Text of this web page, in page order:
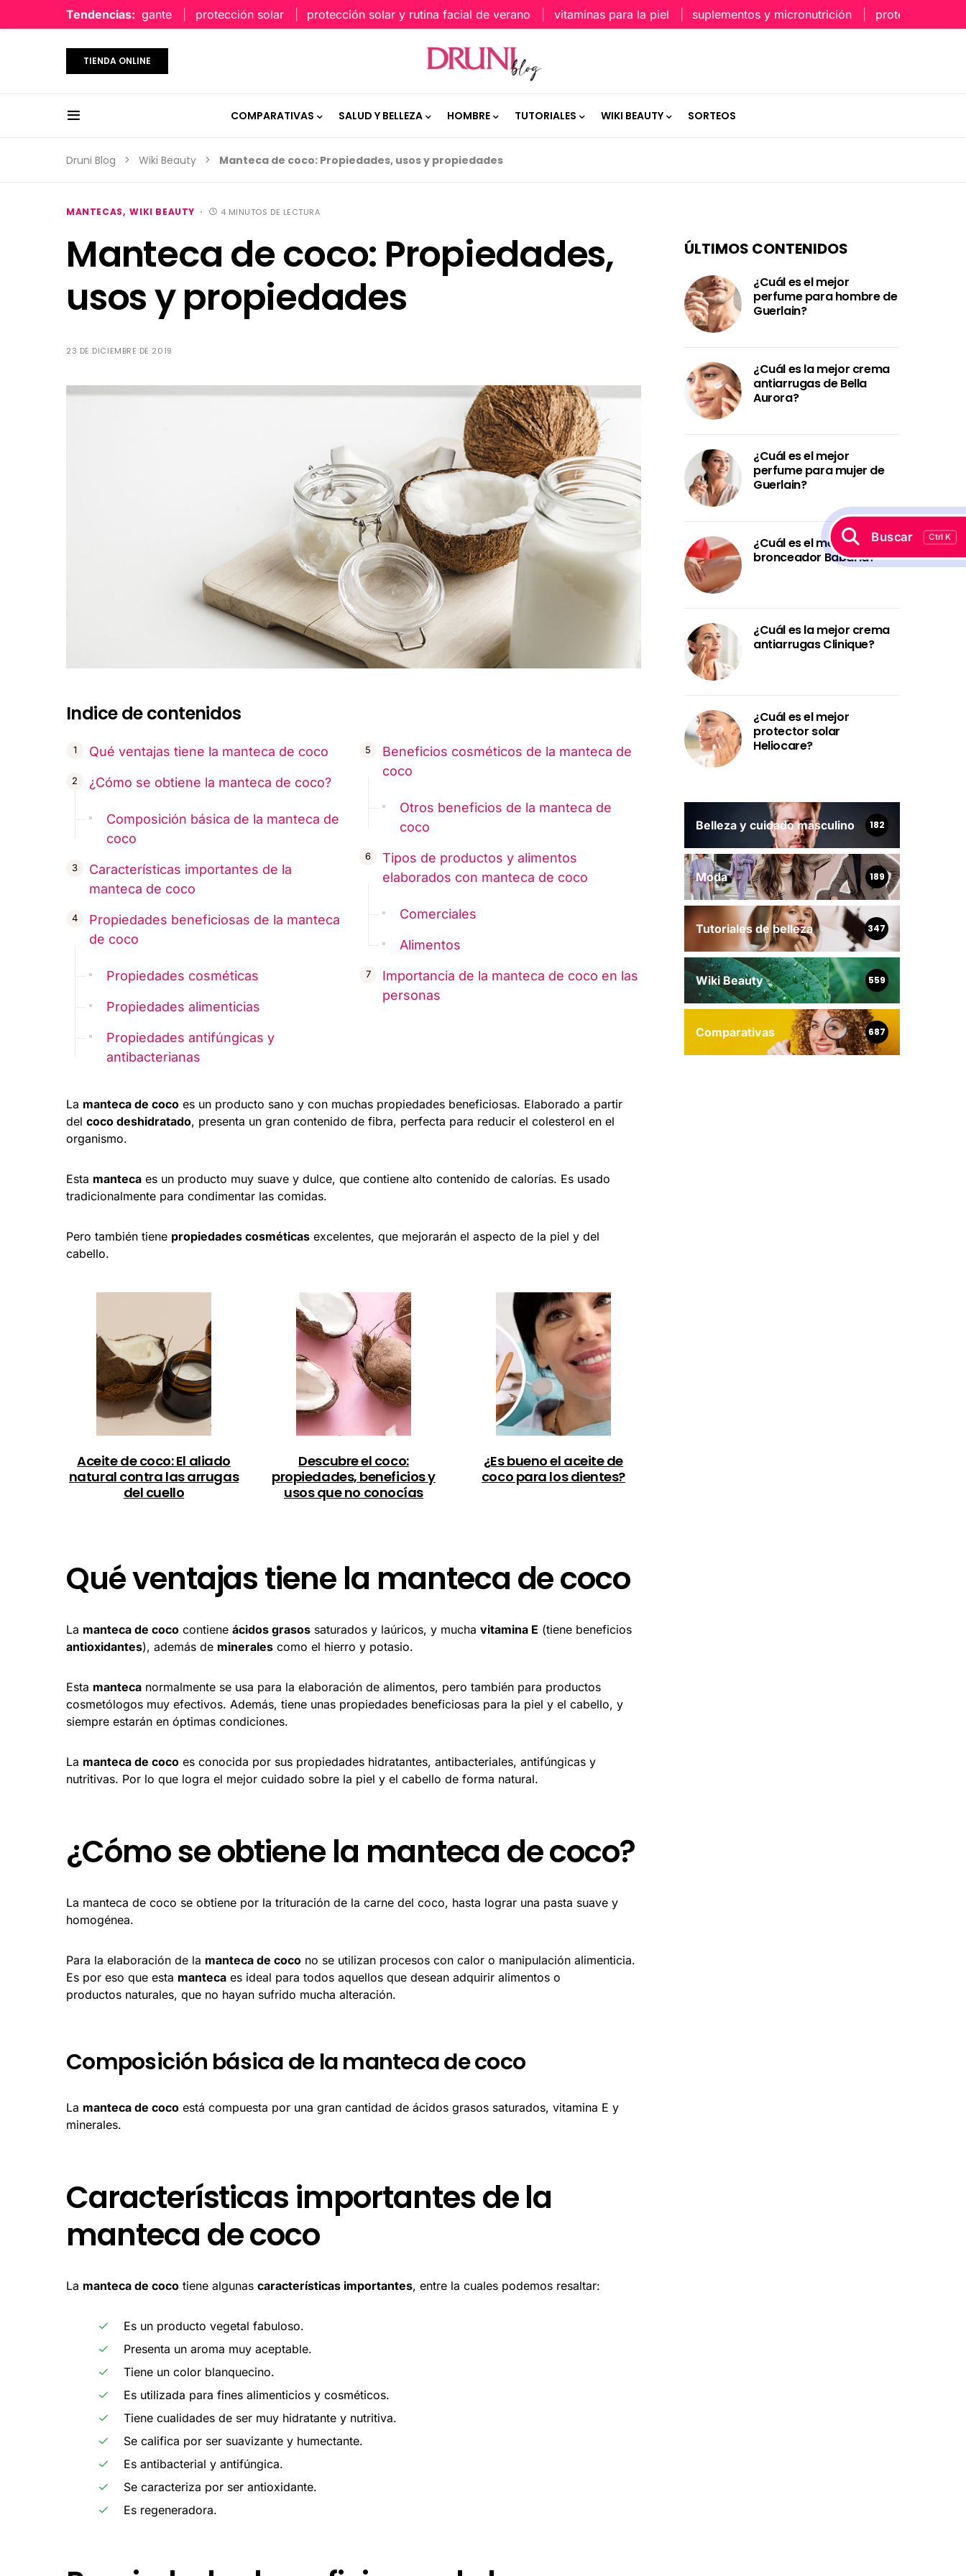
Tendencias:
perfume limpio y elegante protección solar protección solar y rutina facial de verano vitaminas para la piel suplementos y micronutrición protección capilar
TIENDA ONLINE
COMPARATIVAS SALUD Y BELLEZA HOMBRE TUTORIALES WIKI BEAUTY SORTEOS
Druni Blog Wiki Beauty Manteca de coco: Propiedades, usos y propiedades
MANTECAS WIKI BEAUTY 4 MINUTOS DE LECTURA
Manteca de coco: Propiedades,
usos y propiedades
23 DE DICIEMBRE DE 2019
Indice de contenidos
Qué ventajas tiene la manteca de coco
¿Cómo se obtiene la manteca de coco?
Composición básica de la manteca de
coco
Características importantes de la
manteca de coco
Propiedades beneficiosas de la manteca
de coco
Propiedades cosméticas
Propiedades alimenticias
Propiedades antifúngicas y
antibacterianas
Beneficios cosméticos de la manteca de
coco
Otros beneficios de la manteca de
coco
Tipos de productos y alimentos
elaborados con manteca de coco
Comerciales
Alimentos
Importancia de la manteca de coco en las
personas
La manteca de coco es un producto sano y con muchas propiedades beneficiosas. Elaborado a partir
del coco deshidratado, presenta un gran contenido de fibra, perfecta para reducir el colesterol en el
organismo.
Esta manteca es un producto muy suave y dulce, que contiene alto contenido de calorías. Es usado
tradicionalmente para condimentar las comidas.
Pero también tiene propiedades cosméticas excelentes, que mejorarán el aspecto de la piel y del
cabello.
Aceite de coco: El aliado
natural contra las arrugas
del cuello
Descubre el coco:
propiedades, beneficios y
usos que no conocías
¿Es bueno el aceite de
coco para los dientes?
Qué ventajas tiene la manteca de coco
La manteca de coco contiene ácidos grasos saturados y laúricos, y mucha vitamina E (tiene beneficios
antioxidantes), además de minerales como el hierro y potasio.
Esta manteca normalmente se usa para la elaboración de alimentos, pero también para productos
cosmetólogos muy efectivos. Además, tiene unas propiedades beneficiosas para la piel y el cabello, y
siempre estarán en óptimas condiciones.
La manteca de coco es conocida por sus propiedades hidratantes, antibacteriales, antifúngicas y
nutritivas. Por lo que logra el mejor cuidado sobre la piel y el cabello de forma natural.
¿Cómo se obtiene la manteca de coco?
La manteca de coco se obtiene por la trituración de la carne del coco, hasta lograr una pasta suave y
homogénea.
Para la elaboración de la manteca de coco no se utilizan procesos con calor o manipulación alimenticia.
Es por eso que esta manteca es ideal para todos aquellos que desean adquirir alimentos o
productos naturales, que no hayan sufrido mucha alteración.
Composición básica de la manteca de coco
La manteca de coco está compuesta por una gran cantidad de ácidos grasos saturados, vitamina E y
minerales.
Características importantes de la
manteca de coco
La manteca de coco tiene algunas características importantes, entre la cuales podemos resaltar:
Es un producto vegetal fabuloso.
Presenta un aroma muy aceptable.
Tiene un color blanquecino.
Es utilizada para fines alimenticios y cosméticos.
Tiene cualidades de ser muy hidratante y nutritiva.
Se califica por ser suavizante y humectante.
Es antibacterial y antifúngica.
Se caracteriza por ser antioxidante.
Es regeneradora.
ÚLTIMOS CONTENIDOS
¿Cuál es el mejor
perfume para hombre de
Guerlain?
¿Cuál es la mejor crema
antiarrugas de Bella
Aurora?
¿Cuál es el mejor
perfume para mujer de
Guerlain?
¿Cuál es el mejor
bronceador Babaria?
¿Cuál es la mejor crema
antiarrugas Clinique?
¿Cuál es el mejor
protector solar
Heliocare?
Belleza y cuidado masculino 182
Moda 189
Tutoriales de belleza 347
Wiki Beauty 559
Comparativas 687
Buscar Ctrl K